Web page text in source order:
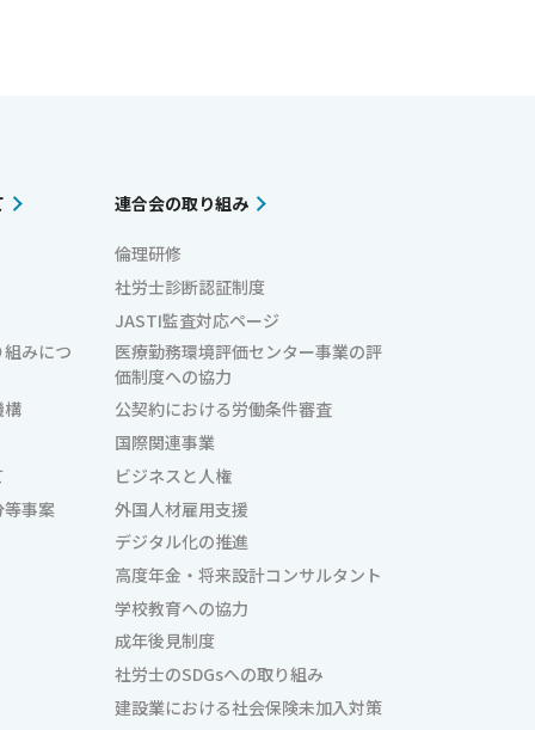
みにつ
構
事案
連合会の取り組み
倫理研修
社労士診断認証制度
JASTI監査対応ページ
医療勤務環境評価センター事業の評
価制度への協力
公契約における労働条件審査
国際関連事業
ビジネスと人権
外国人材雇用支援
デジタル化の推進
高度年金・将来設計コンサルタント
学校教育への協力
成年後見制度
社労士のSDGsへの取り組み
建設業における社会保険未加入対策